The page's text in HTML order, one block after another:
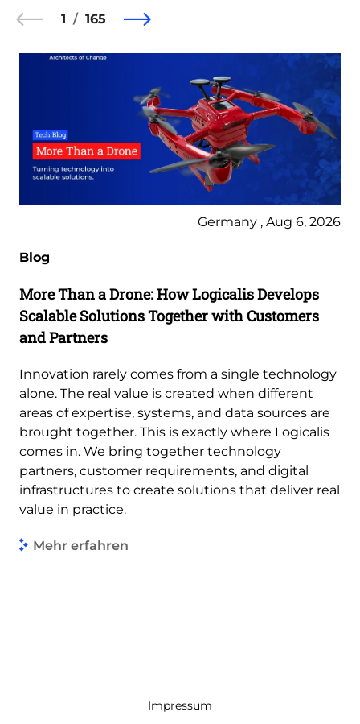
1 165
Germany , Aug 6, 2026
Blog
More Than a Drone: How Logicalis Develops
Scalable Solutions Together with Customers
and Partners
Innovation rarely comes from a single technology
alone. The real value is created when different
areas of expertise, systems, and data sources are
brought together. This is exactly where Logicalis
comes in. We bring together technology
partners, customer requirements, and digital
infrastructures to create solutions that deliver real
value in practice.
Mehr erfahren
Impressum